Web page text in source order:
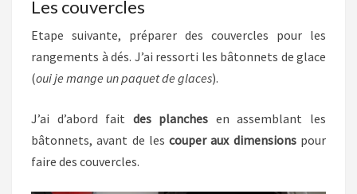
Les couvercles
Etape suivante, préparer des couvercles pour les
rangements à dés. J’ai ressorti les bâtonnets de glace
(oui je mange un paquet de glaces).
J’ai d’abord fait des planches en assemblant les
bâtonnets, avant de lescouper aux dimensionspour
faire des couvercles.